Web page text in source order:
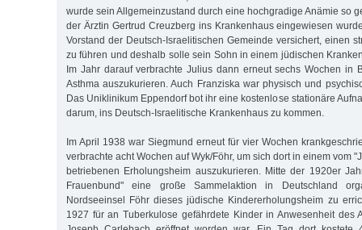
wurde sein Allgemeinzustand durch eine hochgradige Anämie so
der Ärztin Gertrud Creuzberg ins Krankenhaus eingewiesen
Vorstand der Deutsch-Israelitischen Gemeinde versichert, einen
zu führen und deshalb solle sein Sohn in einem jüdischen
Im Jahr darauf verbrachte Julius dann erneut sechs Wochen in
Asthma auszukurieren. Auch Franziska war physisch und
Das Uniklinikum Eppendorf bot ihr eine kostenlose stationäre
darum, ins Deutsch-Israelitische Krankenhaus zu kommen.
Im April 1938 war Siegmund erneut für vier Wochen
verbrachte acht Wochen auf Wyk/Föhr, um sich dort in einem vom
betriebenen Erholungsheim auszukurieren. Mitte der 1920er
Frauenbund" eine große Sammelaktion in Deutschland
Nordseeinsel Föhr dieses jüdische Kindererholungsheim zu
1927 für an Tuberkulose gefährdete Kinder in Anwesenheit des